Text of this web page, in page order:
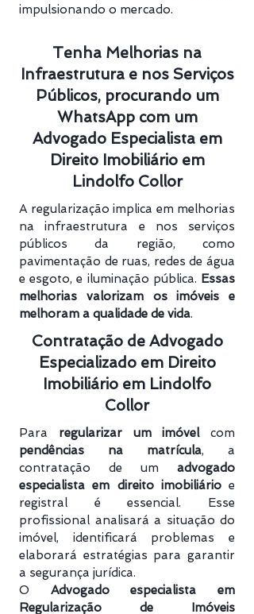
impulsionando o mercado.
Tenha Melhorias na
Infraestrutura e nos Serviços
Públicos, procurando um
WhatsApp com um
Advogado Especialista em
Direito Imobiliário em
Lindolfo Collor
A regularização implica em melhorias
na infraestrutura e nos serviços
públicos da região, como
pavimentação de ruas, redes de água
e esgoto, e iluminação pública. Essas
melhorias valorizam os imóveis e
melhoram a qualidade de vida.
Contratação de Advogado
Especializado em Direito
Imobiliário em Lindolfo
Collor
Para regularizar um imóvelcom
pendências na matrícula, a
contratação de um advogado
especialista em direito imobiliárioe
registral é essencial. Esse
profissional analisará a situação do
imóvel, identificará problemas e
elaborará estratégias para garantir
a segurança jurídica.
O Advogado especialista em
Regularização de Imóveis